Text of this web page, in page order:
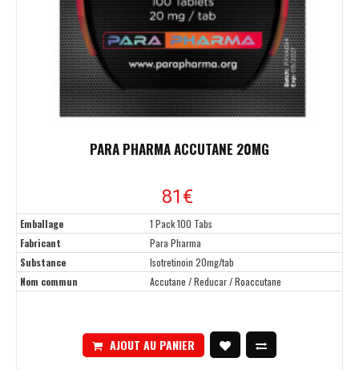
PARA PHARMA ACCUTANE 20MG
81€
Emballage
1 Pack 100 Tabs
Fabricant
Para Pharma
Substance
Isotretinoin 20mg/tab
Nom commun
Accutane / Reducar / Roaccutane
AJOUT AU PANIER